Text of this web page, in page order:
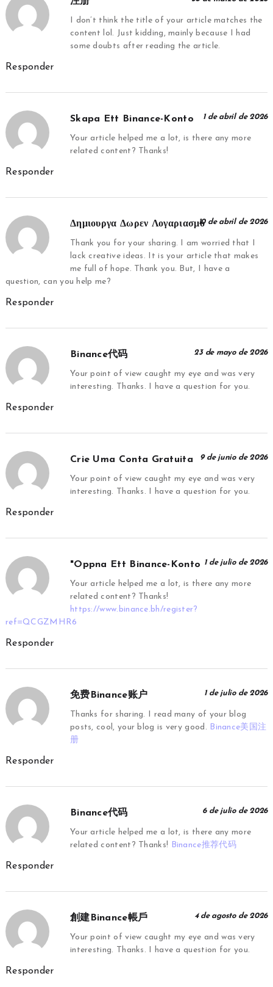
I don’t think the title of your article matches the
content lol. Just kidding, mainly because I had
some doubts after reading the article.
Responder
Skapa Ett Binance-Konto 1 de abril de 2026
Your article helped me a lot, is there any more
related content? Thanks!
Responder
Δημιουργα Δωρεν Λογαριασμο10 de abril de 2026
Thank you for your sharing. I am worried that I
lack creative ideas. It is your article that makes
me full of hope. Thank you. But, I have a
question, can you help me?
Responder
Binance代码 23 de mayo de 2026
Your point of view caught my eye and was very
interesting. Thanks. I have a question for you.
Responder
Crie Uma Conta Gratuita 9 de junio de 2026
Your point of view caught my eye and was very
interesting. Thanks. I have a question for you.
Responder
"oppna Ett Binance-Konto 1 de julio de 2026
Your article helped me a lot, is there any more
related content? Thanks!
https://www.binance.bh/register?
ref=QCGZMHR6
Responder
免费Binance账户 1 de julio de 2026
Thanks for sharing. I read many of your blog
posts, cool, your blog is very good. Binance美国注
册
Responder
Binance代码 6 de julio de 2026
Your article helped me a lot, is there any more
related content? Thanks! Binance推荐代码
Responder
創建binance帳戶 4 de agosto de 2026
Your point of view caught my eye and was very
interesting. Thanks. I have a question for you.
Responder